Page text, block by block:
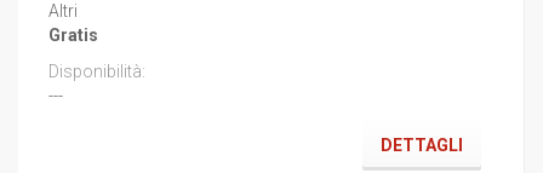
Altri
Gratis
---
DETTAGLI